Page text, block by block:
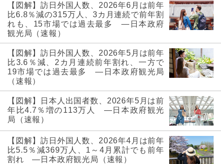
【図解】訪日外国人数、2026年6月は前年
比6.8％減の315万人、3カ月連続で前年割
れも、15市場では過去最多 ―日本政府
観光局（速報）
【図解】訪日外国人数、2026年5月は前年
比3.6％減、2カ月連続前年割れ、一方で
19市場では過去最多 ―日本政府観光局
（速報）
【図解】日本人出国者数、2026年5月は前
年比4.7％増の113万人 ―日本政府観光
局（速報）
【図解】訪日外国人数、2026年4月は前年
比5.5％減369万人、1～4月累計でも前年
割れ ―日本政府観光局（速報）